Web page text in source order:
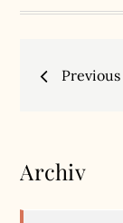
Previous
Archiv